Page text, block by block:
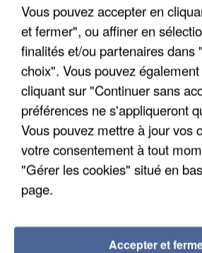
APRÈS TOUTES CES
DE FAUNE SAUVAGE SONT...
Vous pouvez accepter en
et fermer", ou affiner en
finalités et/ou partenaires dans
choix". Vous pouvez
cliquant sur "Continuer sans
préférences ne s'appliqueront
Vous pouvez mettre à jour vos
votre consentement à tout
"Gérer les cookies" situé en
page.
Accepter et